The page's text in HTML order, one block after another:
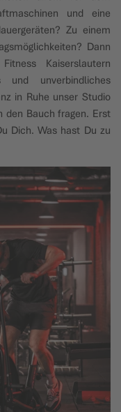
und eine
Zu einem
Dann
Kaiserslautern
und unverbindliches
in Ruhe unser Studio
den Bauch fragen. Erst
Dich. Was hast Du zu